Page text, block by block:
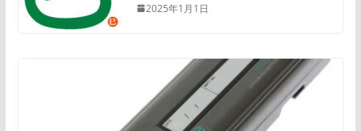
2025年1月1日